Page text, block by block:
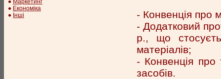
● Маркетинг
● Економіка
● Інші
- Конвенція про
- Додатковий
р., що
матеріалів;
- Конвенція про
засобів.